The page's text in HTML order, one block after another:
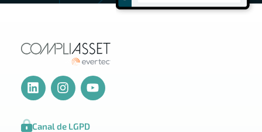
Canal de LGPD